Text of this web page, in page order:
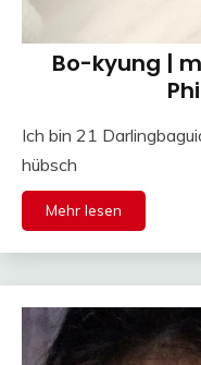
Bo-kyung |
Ich bin 21
hübsch
Mehr lesen